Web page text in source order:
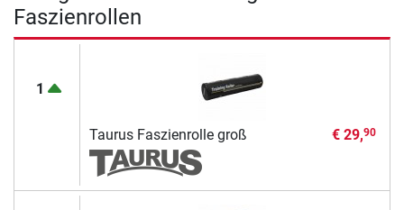
Faszienrollen
1
Taurus Faszienrolle groß € 29,90